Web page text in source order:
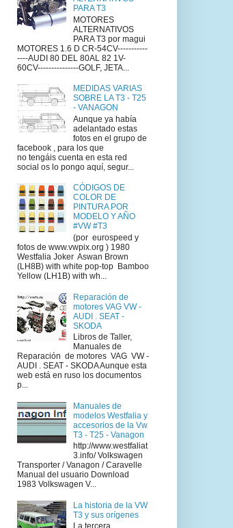
PARA T3
MOTORES
ALTERNATIVOS
PARA T3 por magui
MOTORES 1.6 D CR-54CV-----------
----AUDI 80 DEL 80AL 82 1V-
60CV---------------GOLF, JETA...
MEDIDAS VARIAS
SOBRE LA T3 - T25
- VANAGON
Aunque ya había
adelantado estas
fotos en el grupo de
facebook , para los que
no tengáis cuenta en esta red
social os lo pongo aquí, segur...
CÓDIGOS DE
COLOR DE
PINTURA POR
MODELO Y AÑO
#VW #T3
(por eurospeed y
fotos de www.vwpix.org ) 1980
Westfalia Joker Aswan Brown
(LH8B) with white pop-top Bamboo
Yellow (LH1B) with wh...
Reparación de
motores VAG VW -
AUDI . SEAT -
SKODA
Libros de Taller,
Manuales de
Reparación de motores VAG VW -
AUDI . SEAT - SKODA Aunque esta
web está en ruso los documentos
p...
Manuales de
modelos Westfalia y
accesorios de la Vw
T3 - T25 - Vanagon
http://www.westfaliat
3.info/ Volkswagen
Transporter / Vanagon / Caravelle
Manual del usuario Download
1983 Volkswagen V...
La historia de la VW
T3 y sus orígenes